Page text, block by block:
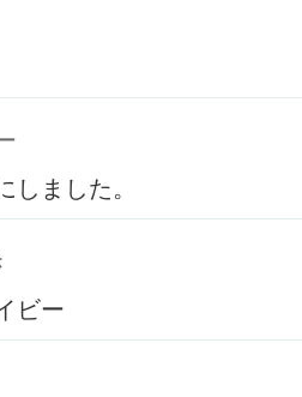
しました。
ビー